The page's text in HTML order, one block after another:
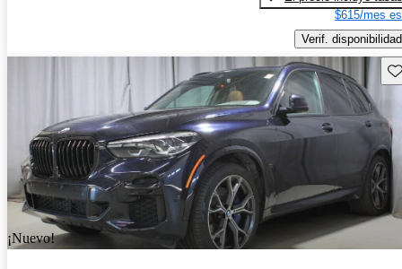
$615/mes
Verif. disponibilidad
¡Nuevo!